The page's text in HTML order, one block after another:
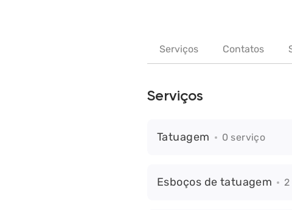
Serviços Contatos
Serviços
Tatuagem 0 serviço
Esboços de tatuagem